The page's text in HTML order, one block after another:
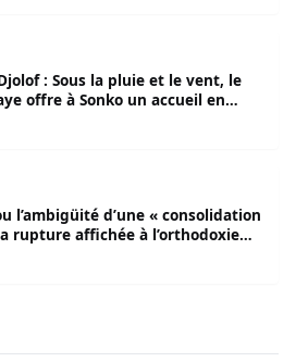
: Sous la pluie et le vent, le
offre à Sonko un accueil en
l’ambigüité d’une « consolidation
rupture affichée à l’orthodoxie
critique de la trajectoire